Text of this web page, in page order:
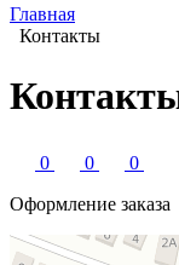
Главная
Контакты
0 0
0
Оформление заказа